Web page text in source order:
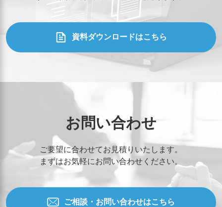
資料ダウンロードはこちら
お問い合わせ
ご要望に合わせてお見積りいたします。
まずはお気軽にお問い合わせください。
ご相談・お問い合わせはこちら